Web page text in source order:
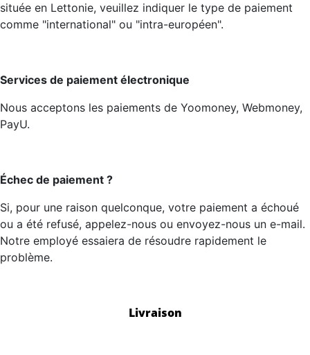
située en Lettonie, veuillez indiquer le type de paiement
comme "international" ou "intra-européen".
Services de paiement électronique
Nous acceptons les paiements de Yoomoney, Webmoney,
PayU.
Échec de paiement ?
Si, pour une raison quelconque, votre paiement a échoué
ou a été refusé, appelez-nous ou envoyez-nous un e-mail.
Notre employé essaiera de résoudre rapidement le
problème.
Livraison